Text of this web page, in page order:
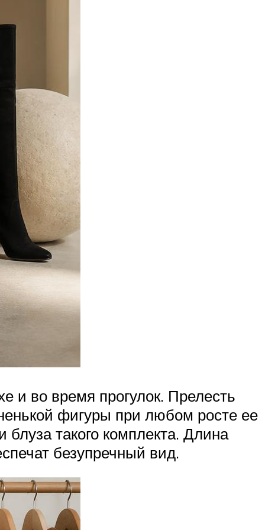
и во время прогулок. Прелесть
фигуры при любом росте ее
такого комплекта. Длина
безупречный вид.